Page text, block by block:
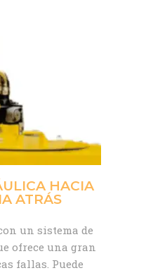
HACIA
ATRÁS
un sistema de
ofrece una gran
fallas. Puede